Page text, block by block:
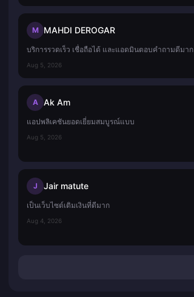
M MAHDI DEROGAR
บริการรวดเร็ว เชื่อถือได้ และแอดมินตอบคำถามดีมาก
Aug 5, 2026
A Ak Am
แอปพลิเคชันยอดเยี่ยมสมบูรณ์แบบ
Aug 5, 2026
J Jair matute
เป็นเว็บไซต์เติมเงินที่ดีมาก
Aug 4, 2026